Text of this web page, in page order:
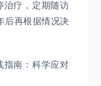
治疗，定期随访
后再根据情况决
指南：科学应对